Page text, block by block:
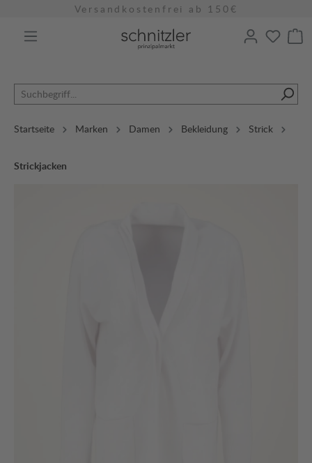
Versandkostenfrei ab 150€
Startseite Marken Damen Bekleidung Strick
Strickjacken